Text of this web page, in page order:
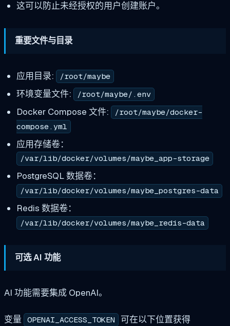
这可以防止未经授权的用户创建账户。
重要文件与目录
应用目录: /root/maybe
环境变量文件: /root/maybe/.env
Docker Compose 文件:
/root/maybe/docker-
compose.yml
应用存储卷：
/var/lib/docker/volumes/maybe_app-storage
PostgreSQL 数据卷：
/var/lib/docker/volumes/maybe_postgres-data
Redis 数据卷：
/var/lib/docker/volumes/maybe_redis-data
可选 AI 功能
AI 功能需要集成 OpenAI。
变量 OPENAI_ACCESS_TOKEN 可在以下位置获得